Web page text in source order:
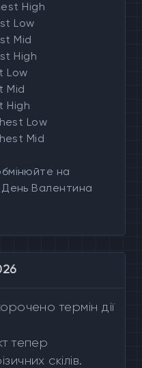
High
Low
Mid
High
Low
Mid
High
Low
Mid
на
День Валентина
термін дії
тепер
скілів.